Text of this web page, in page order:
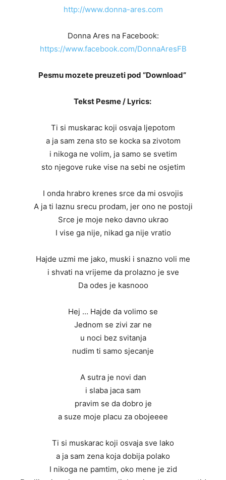
http://www.donna-ares.com
Donna Ares na Facebook:
https://www.facebook.com/DonnaAresFB
Pesmu mozete preuzeti pod “Download”
Tekst Pesme / Lyrics:
Ti si muskarac koji osvaja ljepotom
a ja sam zena sto se kocka sa zivotom
i nikoga ne volim, ja samo se svetim
sto njegove ruke vise na sebi ne osjetim
I onda hrabro krenes srce da mi osvojis
A ja ti laznu srecu prodam, jer ono ne postoji
Srce je moje neko davno ukrao
I vise ga nije, nikad ga nije vratio
Hajde uzmi me jako, muski i snazno voli me
i shvati na vrijeme da prolazno je sve
Da odes je kasnooo
Hej … Hajde da volimo se
Jednom se zivi zar ne
u noci bez svitanja
nudim ti samo sjecanje
A sutra je novi dan
i slaba jaca sam
pravim se da dobro je
a suze moje placu za obojeeee
Ti si muskarac koji osvaja sve lako
a ja sam zena koja dobija polako
I nikoga ne pamtim, oko mene je zid